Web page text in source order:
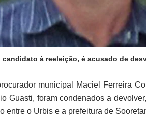
à reeleição, é acusado de
municipal Maciel Ferreira
Guasti, foram condenados a
entre o Urbis e a prefeitura de